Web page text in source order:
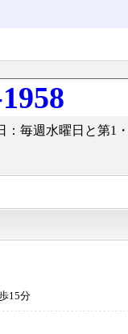
毎週水曜日と第1
15分